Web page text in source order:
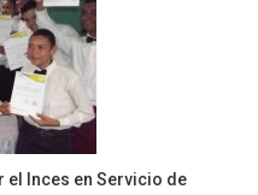
Inces en Servicio de